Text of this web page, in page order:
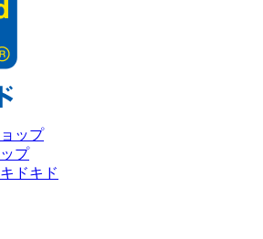
ップ
プ
ドキド